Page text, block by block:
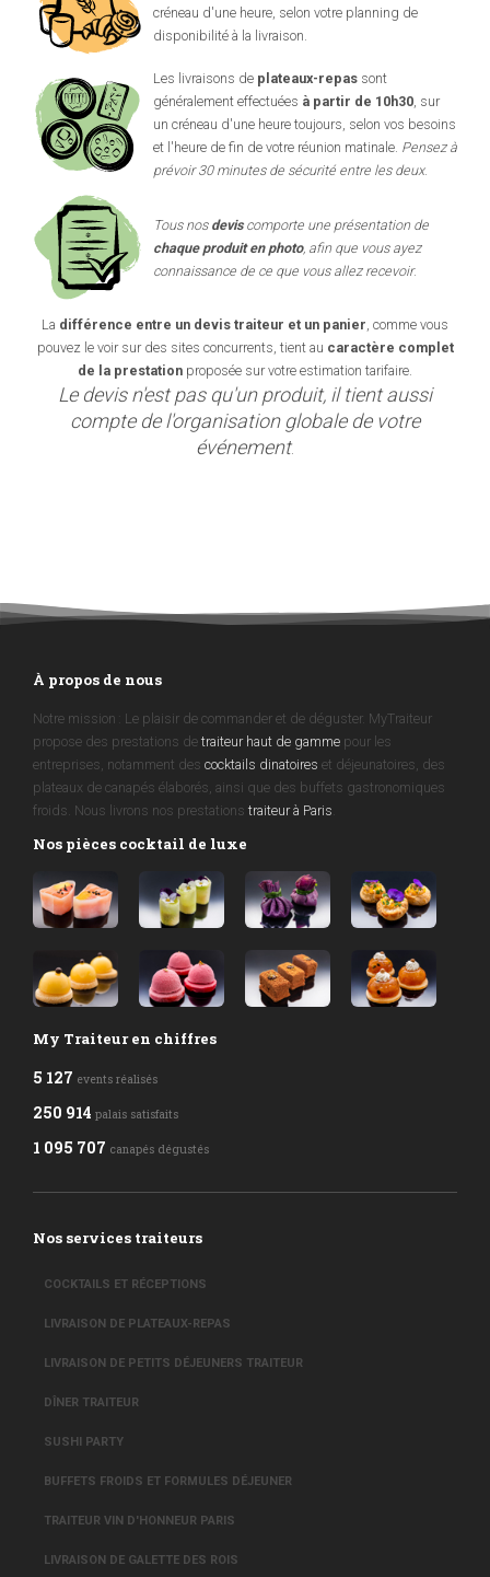
créneau d'une heure, selon votre planning de
disponibilité à la livraison.
Les livraisons de plateaux-repas sont
généralement effectuées à partir de 10h30, sur
un créneau d'une heure toujours, selon vos besoins
et l'heure de fin de votre réunion matinale. Pensez à
prévoir 30 minutes de sécurité entre les deux.
Tous nos deviscomporte une présentation de
chaque produit en photo, afin que vous ayez
connaissance de ce que vous allez recevoir.
La différence entre un devis traiteur et un panier, comme vous
pouvez le voir sur des sites concurrents, tient au caractère complet
de la prestation proposée sur votre estimation tarifaire.
Le devis n'est pas qu'un produit, il tient aussi
compte de l'organisation globale de votre
événement.
À propos de nous
Notre mission : Le plaisir de commander et de déguster. MyTraiteur
propose des prestations de traiteur haut de gamme pour les
entreprises, notamment des cocktails dinatoires et déjeunatoires, des
plateaux de canapés élaborés, ainsi que des buffets gastronomiques
froids. Nous livrons nos prestations traiteur à Paris.
Nos pièces cocktail de luxe
My Traiteur en chiffres
5 127 events réalisés
250 914 palais satisfaits
1 095 707 canapés dégustés
Nos services traiteurs
COCKTAILS ET RÉCEPTIONS
LIVRAISON DE PLATEAUX-REPAS
LIVRAISON DE PETITS DÉJEUNERS TRAITEUR
DÎNER TRAITEUR
SUSHI PARTY
BUFFETS FROIDS ET FORMULES DÉJEUNER
TRAITEUR VIN D'HONNEUR PARIS
LIVRAISON DE GALETTE DES ROIS